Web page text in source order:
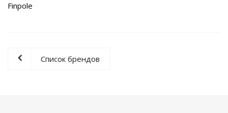
Finpole
Список брендов